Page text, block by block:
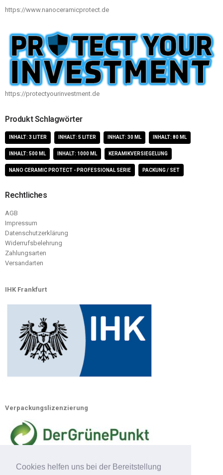
Cookies helfen uns bei der Bereitstellung
https://www.nanoceramicprotect.de
https://protectyourinvestment.de
Produkt Schlagwörter
INHALT: 3 LITER INHALT: 5 LITER INHALT: 30 ML INHALT: 80 ML
INHALT: 500 ML INHALT: 1000 ML KERAMIKVERSIEGELUNG
NANO CERAMIC PROTECT - PROFESSIONAL SERIE PACKUNG / SET
Rechtliches
AGB
Impressum
Datenschutzerklärung
Widerrufsbelehrung
Zahlungsarten
Versandarten
IHK Frankfurt
Verpackungslizenzierung